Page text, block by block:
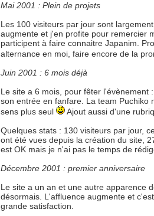
Mai 2001 : Plein de projets
Les 100 visiteurs par jour sont
augmente et j'en profite pour remercier
participent à faire connaitre Japanim.
alternance en moi, faire encore de la
Juin 2001 : 6 mois déjà
Le site a 6 mois, pour fêter l'évènement
son entrée en fanfare. La team Puchiko
sens plus seul
Ajout aussi d'une
Quelques stats : 130 visiteurs par jour,
ont été vues depuis la création du site,
est OK mais je n'ai pas le temps de
Décembre 2001 : premier anniversaire
Le site a un an et une autre apparence
désormais. L'affluence augmente et
grande satisfaction.